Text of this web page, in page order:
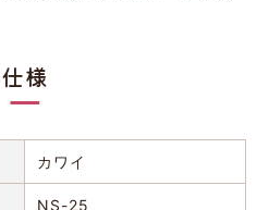
仕様
カワイ
NS-25